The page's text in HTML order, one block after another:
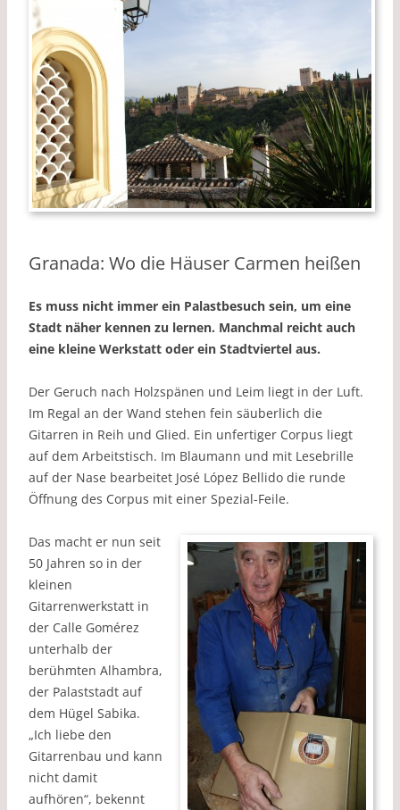
Granada: Wo die Häuser Carmen heißen
Es muss nicht immer ein Palastbesuch sein, um eine
Stadt näher kennen zu lernen. Manchmal reicht auch
eine kleine Werkstatt oder ein Stadtviertel aus.
Der Geruch nach Holzspänen und Leim liegt in der Luft.
Im Regal an der Wand stehen fein säuberlich die
Gitarren in Reih und Glied. Ein unfertiger Corpus liegt
auf dem Arbeitstisch. Im Blaumann und mit Lesebrille
auf der Nase bearbeitet José López Bellido die runde
Öffnung des Corpus mit einer Spezial-Feile.
Das macht er nun seit
50 Jahren so in der
kleinen
Gitarrenwerkstatt in
der Calle Gomérez
unterhalb der
berühmten Alhambra,
der Palaststadt auf
dem Hügel Sabika.
„Ich liebe den
Gitarrenbau und kann
nicht damit
aufhören“, bekennt